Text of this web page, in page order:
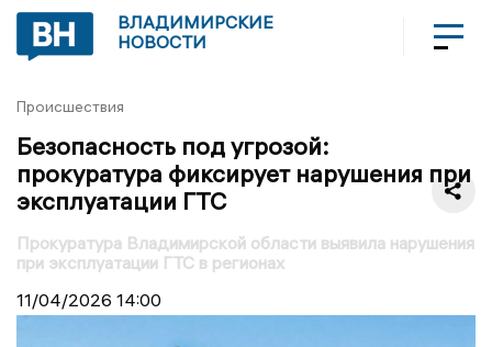
ВЛАДИМИРСКИЕ
НОВОСТИ
Происшествия
Безопасность под угрозой:
прокуратура фиксирует нарушения при
эксплуатации ГТС
Прокуратура Владимирской области выявила нарушения
при эксплуатации ГТС в регионах
11/04/2026 14:00